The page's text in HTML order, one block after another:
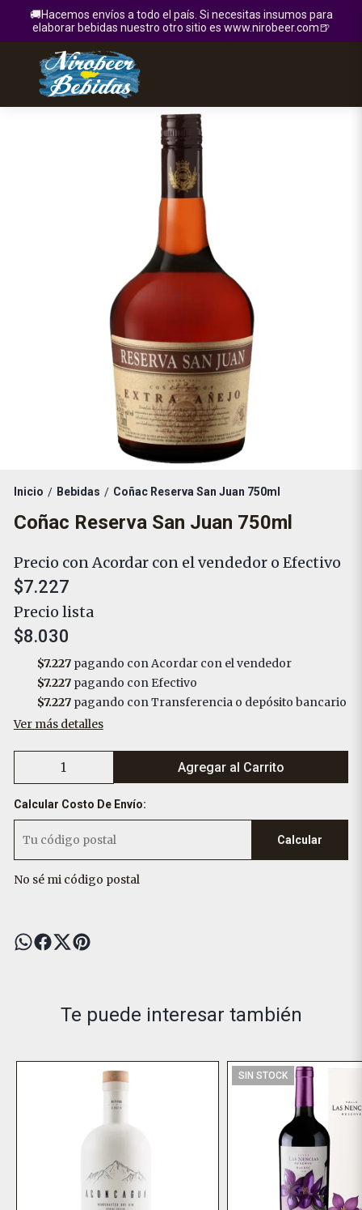
🚚Hacemos envíos a todo el país. Si necesitas insumos para
elaborar bebidas nuestro otro sitio es www.nirobeer.com🍺
Inicio / Bebidas / Coñac Reserva San Juan 750ml
Coñac Reserva San Juan 750ml
Precio con Acordar con el vendedor o Efectivo
$7.227
Precio lista
$8.030
$7.227pagando con Acordar con el vendedor
$7.227pagando con Efectivo
$7.227pagando con Transferencia o depósito bancario
Ver más detalles
Agregar al Carrito
Calcular Costo De Envío:
Calcular
No sé mi código postal
Te puede interesar también
SIN STOCK